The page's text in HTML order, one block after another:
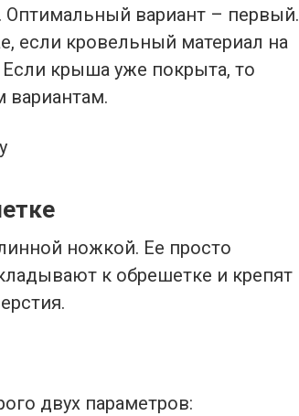
Оптимальный вариант – первый.
если кровельный материал на
крыша уже покрыта, то
вариантам.
ножкой. Ее просто
к обрешетке и крепят
двух параметров: